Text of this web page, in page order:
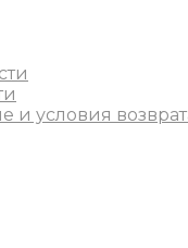
и условия